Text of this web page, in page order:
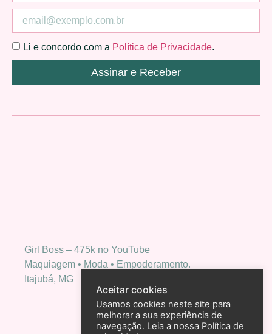
Girl Boss – 475k no YouTube
Maquiagem • Moda • Empoderamento.
Itajubá, MG
Li e concordo com a Política de Privacidade.
Assinar e Receber
Aceitar cookies
Usamos cookies neste site para
melhorar a sua experiência de
navegação. Leia a nossa Política de